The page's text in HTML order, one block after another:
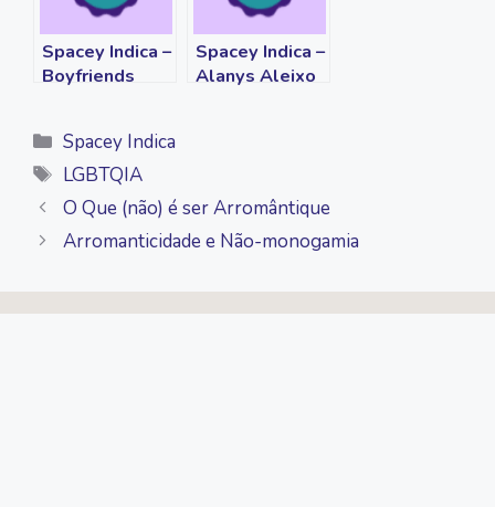
Spacey Indica –
Boyfriends
Spacey Indica –
Alanys Aleixo
Categorias
Spacey Indica
Tags
LGBTQIA
O Que (não) é ser Arromântique
Arromanticidade e Não-monogamia